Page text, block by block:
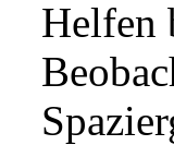
Helfen